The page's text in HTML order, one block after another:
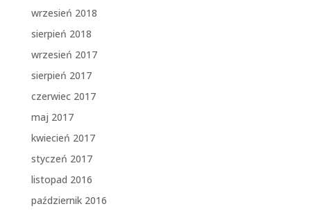
wrzesień 2018
sierpień 2018
wrzesień 2017
sierpień 2017
czerwiec 2017
maj 2017
kwiecień 2017
styczeń 2017
listopad 2016
październik 2016